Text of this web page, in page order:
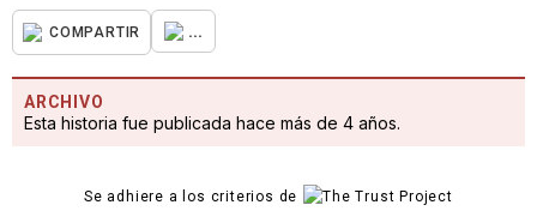
COMPARTIR ...
ARCHIVO
Esta historia fue publicada hace más de 4 años.
Se adhiere a los criterios de